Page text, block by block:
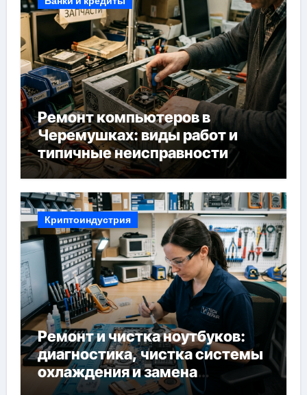
Ремонт компьютеров в
Черемушках: виды работ и
типичные неисправности
Криптоиндустрия
Ремонт и чистка ноутбуков:
диагностика, чистка системы
охлаждения и замена
компонентов